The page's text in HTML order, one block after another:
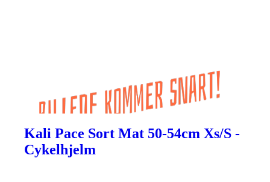
Kali Pace Sort Mat 50-54cm Xs/S -
Cykelhjelm